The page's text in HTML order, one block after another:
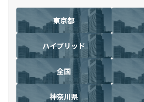
東京都
ハイブリッド
全国
神奈川県